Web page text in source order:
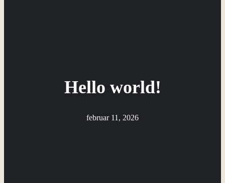
Hello world!
februar 11, 2026